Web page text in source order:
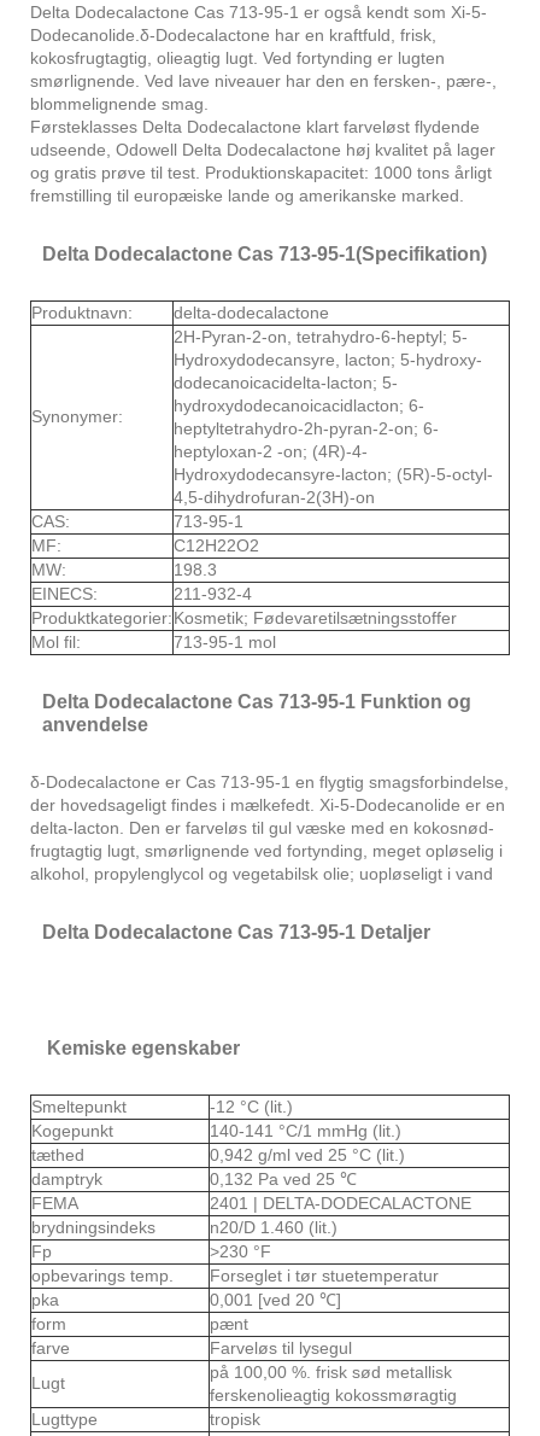
Delta Dodecalactone Cas 713-95-1 er også kendt som Xi-5-
Dodecanolide.δ-Dodecalactone har en kraftfuld, frisk,
kokosfrugtagtig, olieagtig lugt. Ved fortynding er lugten
smørlignende. Ved lave niveauer har den en fersken-, pære-,
blommelignende smag.
Førsteklasses Delta Dodecalactone klart farveløst flydende
udseende, Odowell Delta Dodecalactone høj kvalitet på lager
og gratis prøve til test. Produktionskapacitet: 1000 tons årligt
fremstilling til europæiske lande og amerikanske marked.
Delta Dodecalactone Cas 713-95-1(Specifikation)
Produktnavn: delta-dodecalactone
Synonymer:
2H-Pyran-2-on, tetrahydro-6-heptyl; 5-
Hydroxydodecansyre, lacton; 5-hydroxy-
dodecanoicacidelta-lacton; 5-
hydroxydodecanoicacidlacton; 6-
heptyltetrahydro-2h-pyran-2-on; 6-
heptyloxan-2 -on; (4R)-4-
Hydroxydodecansyre-lacton; (5R)-5-octyl-
4,5-dihydrofuran-2(3H)-on
CAS:
713-95-1
MF:
C12H22O2
MW:
198.3
EINECS:
211-932-4
Produktkategorier:Kosmetik; Fødevaretilsætningsstoffer
Mol fil:
713-95-1 mol
Delta Dodecalactone Cas 713-95-1 Funktion og
anvendelse
δ-Dodecalactone er Cas 713-95-1 en flygtig smagsforbindelse,
der hovedsageligt findes i mælkefedt. Xi-5-Dodecanolide er en
delta-lacton. Den er farveløs til gul væske med en kokosnød-
frugtagtig lugt, smørlignende ved fortynding, meget opløselig i
alkohol, propylenglycol og vegetabilsk olie; uopløseligt i vand
Delta Dodecalactone Cas 713-95-1 Detaljer
Kemiske egenskaber
Smeltepunkt
-12 °C (lit.)
Kogepunkt
140-141 °C/1 mmHg (lit.)
tæthed
0,942 g/ml ved 25 °C (lit.)
damptryk
0,132 Pa ved 25 ℃
FEMA
2401 | DELTA-DODECALACTONE
brydningsindeks
n20/D 1.460 (lit.)
Fp
>230 °F
opbevarings temp.
Forseglet i tør stuetemperatur
pka
0,001 [ved 20 ℃]
form
pænt
farve
Farveløs til lysegul
Lugt
på 100,00 %. frisk sød metallisk
ferskenolieagtig kokossmøragtig
Lugttype
tropisk